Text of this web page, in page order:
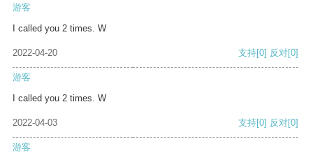
游客
I called you 2 times. W
2022-04-20 支持[0] 反对[0]
游客
I called you 2 times. W
2022-04-03 支持[0] 反对[0]
游客